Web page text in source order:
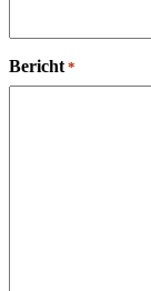
Bericht *